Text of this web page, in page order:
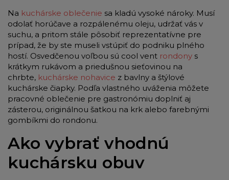
Na kuchárske oblečenie sa kladú vysoké nároky. Musí
odolať horúčave a rozpálenému oleju, udržať vás v
suchu, a pritom stále pôsobiť reprezentatívne pre
prípad, že by ste museli vstúpiť do podniku plného
hostí. Osvedčenou voľbou sú cool vent rondony s
krátkym rukávom a priedušnou sieťovinou na
chrbte, kuchárske nohavice z bavlny a štýlové
kuchárske čiapky. Podľa vlastného uváženia môžete
pracovné oblečenie pre gastronómiu doplniť aj
zásterou, originálnou šatkou na krk alebo farebnými
gombíkmi do rondonu.
Ako vybrať vhodnú
kuchársku obuv